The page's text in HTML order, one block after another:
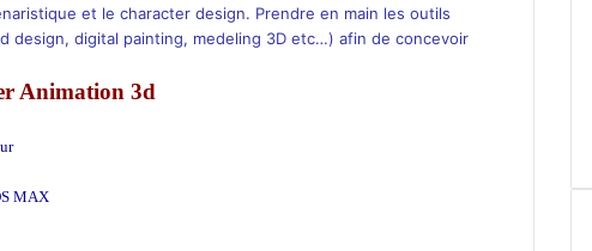
et le character design. Prendre en main les outils
design, digital painting, medeling 3D etc…) afin de concevoir
Animation 3d
MAX